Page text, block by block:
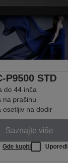
P9500 STD
do 44 inča
na prašinu
osetljiv na dodir
Saznajte više
Gde kupiti Uporedi